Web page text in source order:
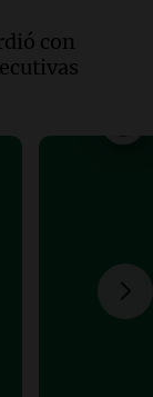
trasplante
con